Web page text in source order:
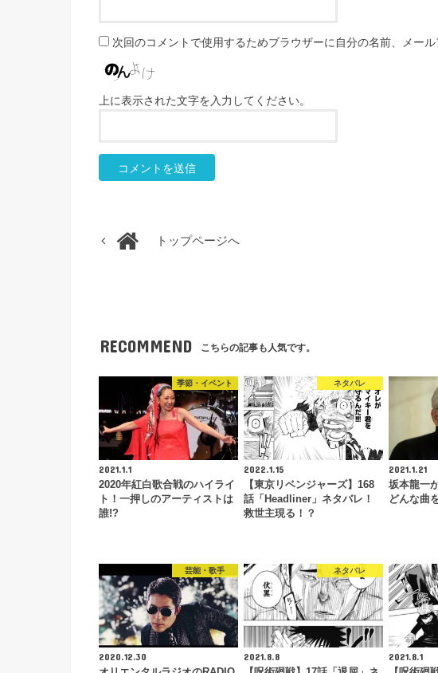
次回のコメントで使用するためブラウザーに自分の名前、メール
上に表示された文字を入力してください。
トップページへ
RECOMMEND こちらの記事も人気です。
季節・イベント
2021.1.1
2020年紅白歌合戦のハイライ
ト！一押しのアーティストは
誰!?
ネタバレ
2022.1.15
【東京リベンジャーズ】168
話「Headliner」ネタバレ！
救世主現る！？
2021.1.21
坂本龍一
どんな曲
芸能・歌手
2020.12.30
ネタバレ
2021.8.8
2021.8.1